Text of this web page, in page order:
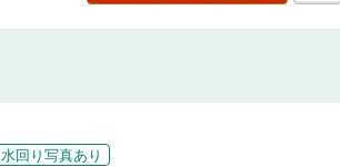
水回り写真あり